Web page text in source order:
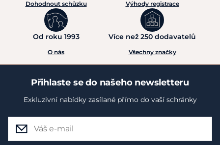
Dohodnout schůzku Výhody registrace
Od roku 1993
O nás
Více než 250 dodavatelů
Všechny značky
Přihlaste se do našeho newsletteru
Exkluzivní nabídky zasílané přímo do vaší schránky